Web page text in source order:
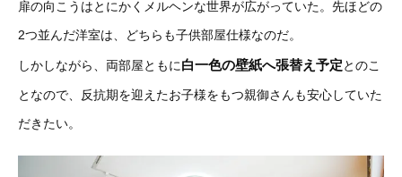
扉の向こうはとにかくメルヘンな世界が広がっていた。先ほどの
2つ並んだ洋室は、どちらも子供部屋仕様なのだ。
しかしながら、両部屋ともに白一色の壁紙へ張替え予定とのこ
となので、反抗期を迎えたお子様をもつ親御さんも安心していた
だきたい。